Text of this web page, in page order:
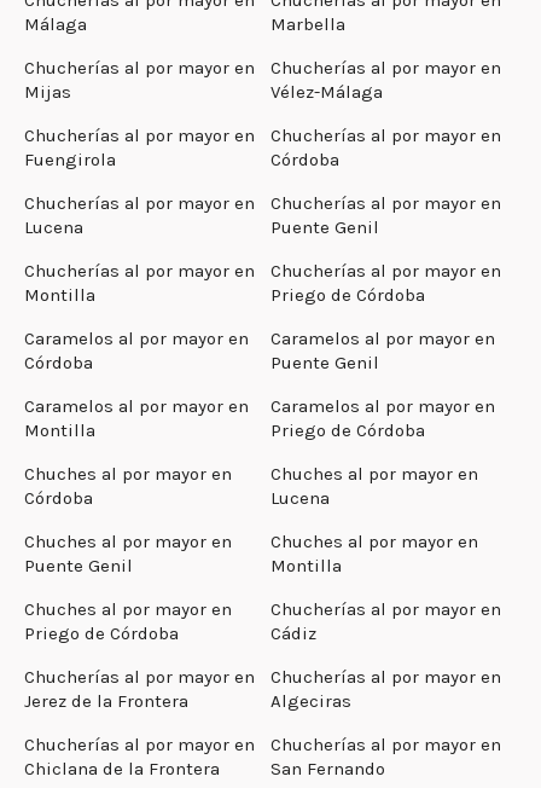
Málaga
Marbella
Chucherías al por mayor en
Mijas
Chucherías al por mayor en
Vélez-Málaga
Chucherías al por mayor en
Fuengirola
Chucherías al por mayor en
Córdoba
Chucherías al por mayor en
Lucena
Chucherías al por mayor en
Puente Genil
Chucherías al por mayor en
Montilla
Chucherías al por mayor en
Priego de Córdoba
Caramelos al por mayor en
Córdoba
Caramelos al por mayor en
Puente Genil
Caramelos al por mayor en
Montilla
Caramelos al por mayor en
Priego de Córdoba
Chuches al por mayor en
Córdoba
Chuches al por mayor en
Lucena
Chuches al por mayor en
Puente Genil
Chuches al por mayor en
Montilla
Chuches al por mayor en
Priego de Córdoba
Chucherías al por mayor en
Cádiz
Chucherías al por mayor en
Jerez de la Frontera
Chucherías al por mayor en
Algeciras
Chucherías al por mayor en
Chiclana de la Frontera
Chucherías al por mayor en
San Fernando